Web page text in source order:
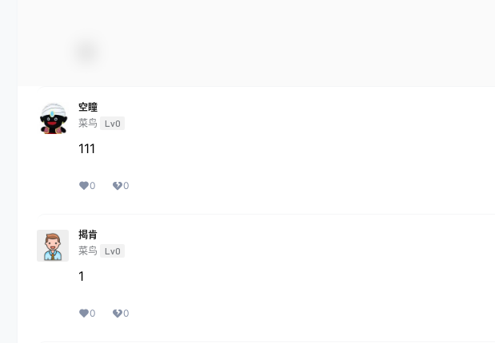
空瞳
菜鸟
Lv0
111
0 0
揭肯
菜鸟
Lv0
1
0 0